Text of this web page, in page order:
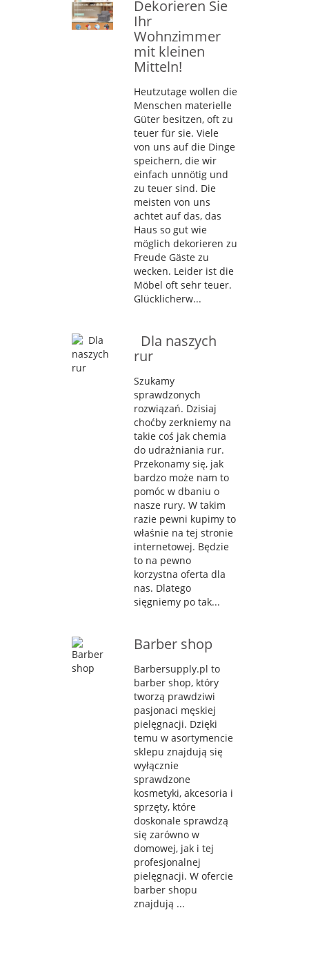
Dekorieren Sie
Ihr
Wohnzimmer
mit kleinen
Mitteln!
Heutzutage wollen die
Menschen materielle
Güter besitzen, oft zu
teuer für sie. Viele
von uns auf die Dinge
speichern, die wir
einfach unnötig und
zu teuer sind. Die
meisten von uns
achtet auf das, das
Haus so gut wie
möglich dekorieren zu
Freude Gäste zu
wecken. Leider ist die
Möbel oft sehr teuer.
Glücklicherw...
Dla naszych
rur
Szukamy
sprawdzonych
rozwiązań. Dzisiaj
choćby zerkniemy na
takie coś jak chemia
do udrażniania rur.
Przekonamy się, jak
bardzo może nam to
pomóc w dbaniu o
nasze rury. W takim
razie pewni kupimy to
właśnie na tej stronie
internetowej. Będzie
to na pewno
korzystna oferta dla
nas. Dlatego
sięgniemy po tak...
Barber shop
Barbersupply.pl to
barber shop, który
tworzą prawdziwi
pasjonaci męskiej
pielęgnacji. Dzięki
temu w asortymencie
sklepu znajdują się
wyłącznie
sprawdzone
kosmetyki, akcesoria i
sprzęty, które
doskonale sprawdzą
się zarówno w
domowej, jak i tej
profesjonalnej
pielęgnacji. W ofercie
barber shopu
znajdują ...